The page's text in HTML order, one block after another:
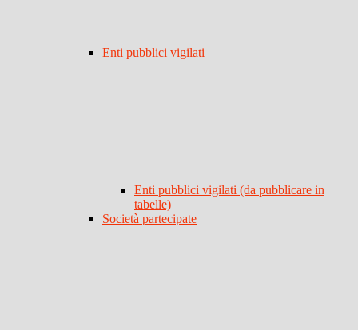
Enti pubblici vigilati
Enti pubblici vigilati (da pubblicare in
tabelle)
Società partecipate